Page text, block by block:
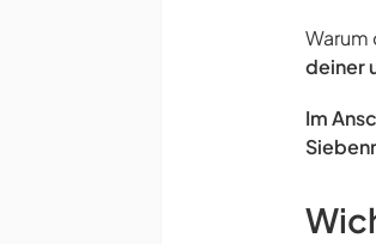
Warum
deiner
Im